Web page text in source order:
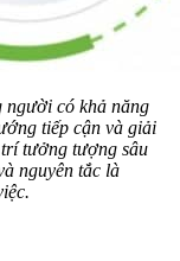
có khả năng
tiếp cận và giải
tưởng tượng sâu
nguyên tắc là